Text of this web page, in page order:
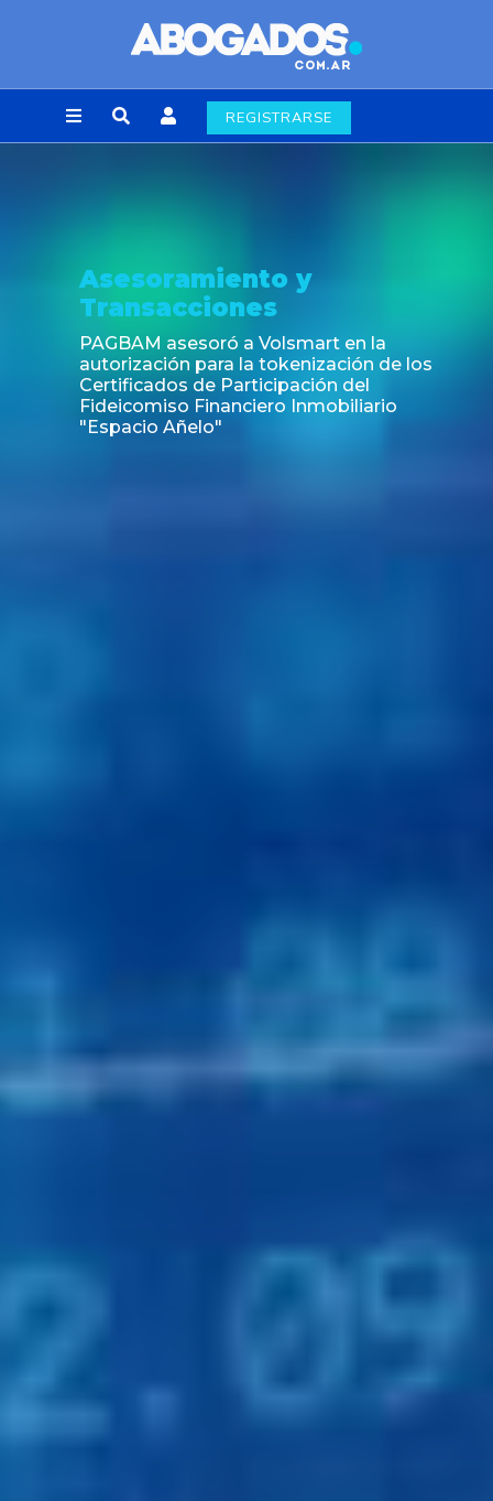
REGISTRARSE
en la
de los
del
Inmobiliario
Noticia
laborales en la